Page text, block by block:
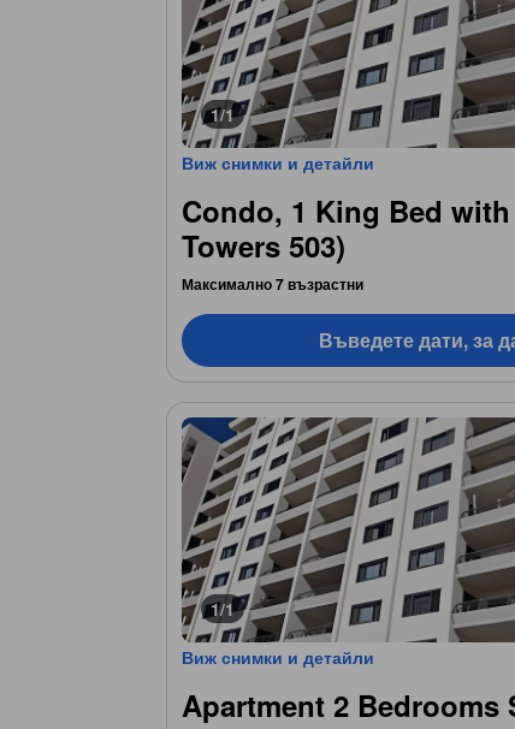
1/1
Виж снимки и детайли
Condo, 1 King Bed
Towers 503)
Максимално 7 възрастни
Въведете дати, за
1/1
Виж снимки и детайли
Apartment 2 Bedrooms